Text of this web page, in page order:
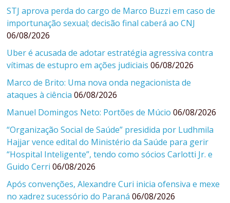
STJ aprova perda do cargo de Marco Buzzi em caso de
importunação sexual; decisão final caberá ao CNJ
06/08/2026
Uber é acusada de adotar estratégia agressiva contra
vítimas de estupro em ações judiciais 06/08/2026
Marco de Brito: Uma nova onda negacionista de
ataques à ciência 06/08/2026
Manuel Domingos Neto: Portões de Múcio 06/08/2026
“Organização Social de Saúde” presidida por Ludhmila
Hajjar vence edital do Ministério da Saúde para gerir
“Hospital Inteligente”, tendo como sócios Carlotti Jr. e
Guido Cerri 06/08/2026
Após convenções, Alexandre Curi inicia ofensiva e mexe
no xadrez sucessório do Paraná 06/08/2026